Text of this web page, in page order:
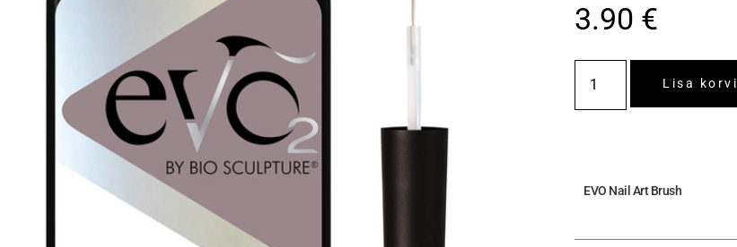
3.90 €
Lisa korvi
EVO Nail Art Brush